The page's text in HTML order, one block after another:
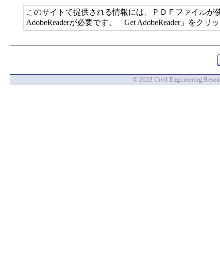
このサイトで提供される情報には、ＰＤＦファイル
AdobeReaderが必要です、「Get AdobeReader」をク
© 2023 Civil Engineering